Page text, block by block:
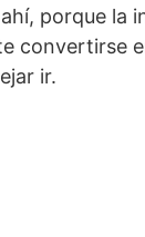
porque la
convertirse
ir.